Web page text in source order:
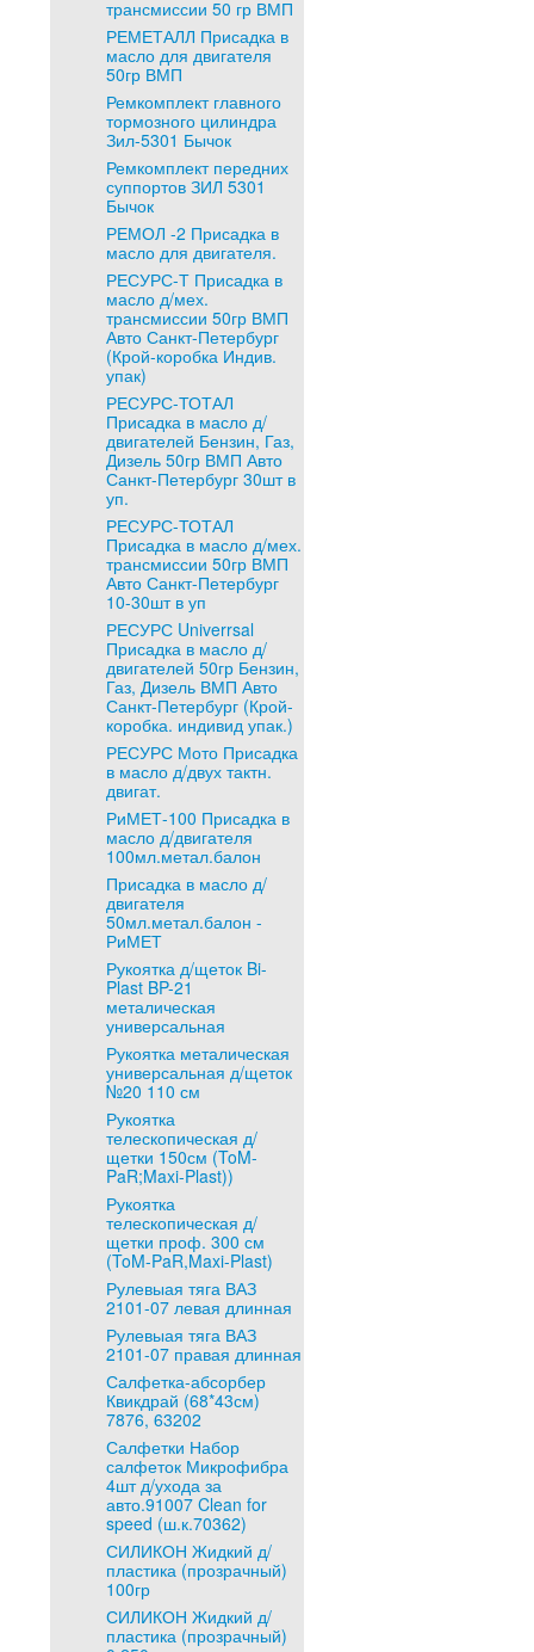
трансмиссии 50 гр ВМП
РЕМЕТАЛЛ Присадка в
масло для двигателя
50гр ВМП
Ремкомплект главного
тормозного цилиндра
Зил-5301 Бычок
Ремкомплект передних
суппортов ЗИЛ 5301
Бычок
РЕМОЛ -2 Присадка в
масло для двигателя.
РЕСУРС-Т Присадка в
масло д/мех.
трансмиссии 50гр ВМП
Авто Санкт-Петербург
(Крой-коробка Индив.
упак)
РЕСУРС-ТОТАЛ
Присадка в масло д/
двигателей Бензин, Газ,
Дизель 50гр ВМП Авто
Санкт-Петербург 30шт в
уп.
РЕСУРС-ТОТАЛ
Присадка в масло д/мех.
трансмиссии 50гр ВМП
Авто Санкт-Петербург
10-30шт в уп
РЕСУРС Univerrsal
Присадка в масло д/
двигателей 50гр Бензин,
Газ, Дизель ВМП Авто
Санкт-Петербург (Крой-
коробка. индивид упак.)
РЕСУРС Мото Присадка
в масло д/двух тактн.
двигат.
РиМЕТ-100 Присадка в
масло д/двигателя
100мл.метал.балон
Присадка в масло д/
двигателя
50мл.метал.балон -
РиМЕТ
Рукоятка д/щеток Bi-
Plast BP-21
металическая
универсальная
Рукоятка металическая
универсальная д/щеток
№20 110 см
Рукоятка
телескопическая д/
щетки 150см (ToM-
PaR;Maxi-Plast))
Рукоятка
телескопическая д/
щетки проф. 300 см
(ToM-PaR,Maxi-Plast)
Рулевыая тяга ВАЗ
2101-07 левая длинная
Рулевыая тяга ВАЗ
2101-07 правая длинная
Салфетка-абсорбер
Квикдрай (68*43см)
7876, 63202
Салфетки Набор
салфеток Микрофибра
4шт д/ухода за
авто.91007 Clean for
speed (ш.к.70362)
СИЛИКОН Жидкий д/
пластика (прозрачный)
100гр
СИЛИКОН Жидкий д/
пластика (прозрачный)